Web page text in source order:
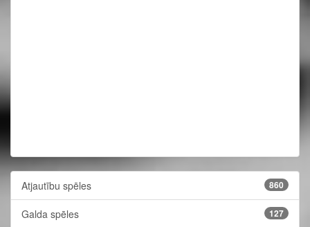
Atjautību spēles 860
Galda spēles 127